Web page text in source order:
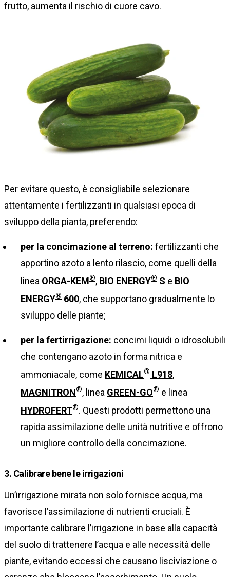
frutto, aumenta il rischio di cuore cavo.
Per evitare questo, è consigliabile selezionare
attentamente i fertilizzanti in qualsiasi epoca di
sviluppo della pianta, preferendo:
per la concimazione al terreno: fertilizzanti che
apportino azoto a lento rilascio, come quelli della
linea ORGA-KEM®, BIO ENERGY® S e BIO
ENERGY® 600, che supportano gradualmente lo
sviluppo delle piante;
per la fertirrigazione: concimi liquidi o idrosolubili
che contengano azoto in forma nitrica e
ammoniacale, come KEMICAL® L918,
MAGNITRON®, linea GREEN-GO® e linea
HYDROFERT®. Questi prodotti permettono una
rapida assimilazione delle unità nutritive e offrono
un migliore controllo della concimazione.
3. Calibrare bene le irrigazioni
Un’irrigazione mirata non solo fornisce acqua, ma
favorisce l’assimilazione di nutrienti cruciali. È
importante calibrare l’irrigazione in base alla capacità
del suolo di trattenere l’acqua e alle necessità delle
piante, evitando eccessi che causano lisciviazione o